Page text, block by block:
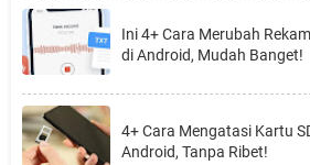
Ini 4+ Cara Merubah
di Android, Mudah Banget!
4+ Cara Mengatasi Kartu
Android, Tanpa Ribet!